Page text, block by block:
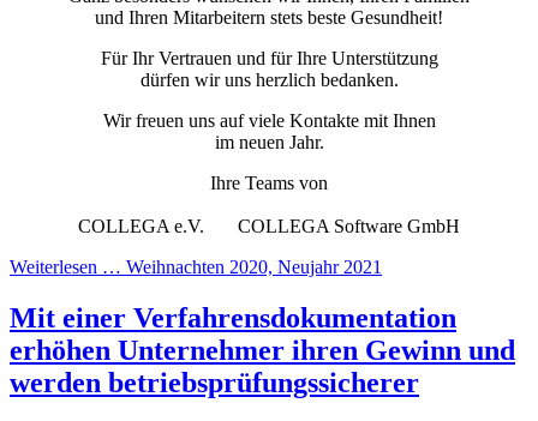
und Ihren Mitarbeitern stets beste Gesundheit!
Für Ihr Vertrauen und für Ihre Unterstützung
dürfen wir uns herzlich bedanken.
Wir freuen uns auf viele Kontakte mit Ihnen
im neuen Jahr.
Ihre Teams von
COLLEGA e.V. COLLEGA Software GmbH
Weiterlesen … Weihnachten 2020, Neujahr 2021
Mit einer Verfahrensdokumentation
erhöhen Unternehmer ihren Gewinn und
werden betriebsprüfungssicherer